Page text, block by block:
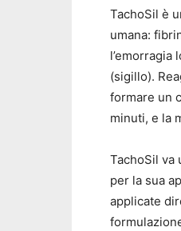
TachoSil è
umana:
(sigillo).
formare un
minuti, e la
TachoSil va
per la sua
applicate